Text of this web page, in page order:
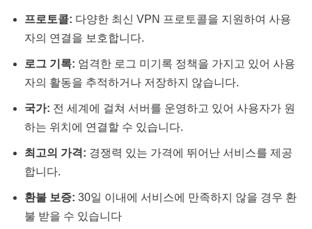
프로토콜: 다양한 최신 VPN 프로토콜을 지원하여 사용
자의 연결을 보호합니다​​.
로그 기록: 엄격한 로그 미기록 정책을 가지고 있어 사용
자의 활동을 추적하거나 저장하지 않습니다​​.
국가: 전 세계에 걸쳐 서버를 운영하고 있어 사용자가 원
하는 위치에 연결할 수 있습니다​​.
최고의 가격: 경쟁력 있는 가격에 뛰어난 서비스를 제공
합니다.
환불 보증: 30일 이내에 서비스에 만족하지 않을 경우 환
불 받을 수 있습니다